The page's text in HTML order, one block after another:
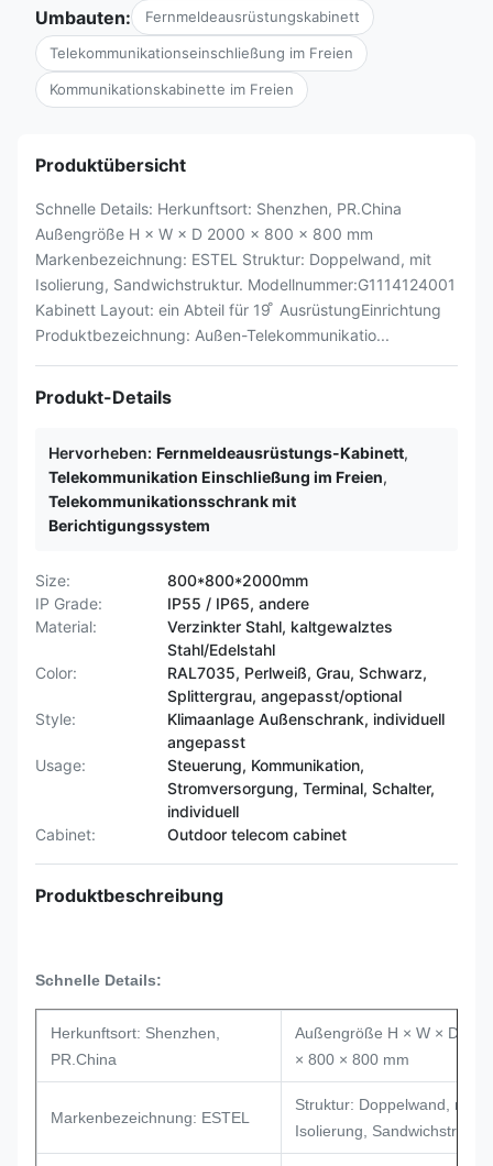
Umbauten: Fernmeldeausrüstungskabinett
Telekommunikationseinschließung im Freien
Kommunikationskabinette im Freien
Produktübersicht
Schnelle Details: Herkunftsort: Shenzhen, PR.China
Außengröße H × W × D 2000 × 800 × 800 mm
Markenbezeichnung: ESTEL Struktur: Doppelwand, mit
Isolierung, Sandwichstruktur. Modellnummer:G1114124001
Kabinett Layout: ein Abteil für 19 ̊ AusrüstungEinrichtung
Produktbezeichnung: Außen-Telekommunikatio...
Produkt-Details
Hervorheben: Fernmeldeausrüstungs-Kabinett,
Telekommunikation Einschließung im Freien,
Telekommunikationsschrank mit
Berichtigungssystem
Size:
800*800*2000mm
IP Grade:
IP55 / IP65, andere
Material:
Verzinkter Stahl, kaltgewalztes
Stahl/Edelstahl
Color:
RAL7035, Perlweiß, Grau, Schwarz,
Splittergrau, angepasst/optional
Style:
Klimaanlage Außenschrank, individuell
angepasst
Usage:
Steuerung, Kommunikation,
Stromversorgung, Terminal, Schalter,
individuell
Cabinet:
Outdoor telecom cabinet
Produktbeschreibung
Schnelle Details:
Herkunftsort: Shenzhen,
PR.China
Außengröße H × W × D
× 800 × 800 mm
Markenbezeichnung: ESTEL
Struktur: Doppelwand, mit
Isolierung,